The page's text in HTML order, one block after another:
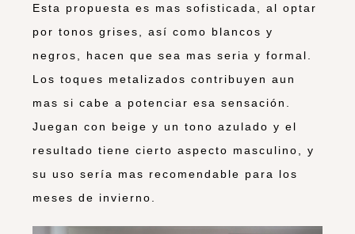
Esta propuesta es mas sofisticada, al optar
por tonos grises, así como blancos y
negros, hacen que sea mas seria y formal.
Los toques metalizados contribuyen aun
mas si cabe a potenciar esa sensación.
Juegan con beige y un tono azulado y el
resultado tiene cierto aspecto masculino, y
su uso sería mas recomendable para los
meses de invierno.